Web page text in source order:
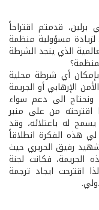
الذي عقد في برلين، قدمتم اقتراحاً
لزيادة مسؤولية منظمة
الذي ينجد الشرطة
أي شرطة محلية
الإرهابي أو الجريمة
ونحتاج الى دعم سواء
اقترحته من على منبر
له باعتلائه، وقد
هذه الفكرة انطلاقاً
رفيق الحريري حيث
الجريمة، فكانت لجنة
اقترحت ايجاد ترجمة